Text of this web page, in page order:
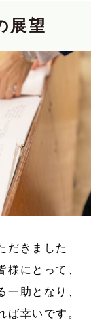
展望
だきました
様にとって、
一助となり、
ば幸いです。